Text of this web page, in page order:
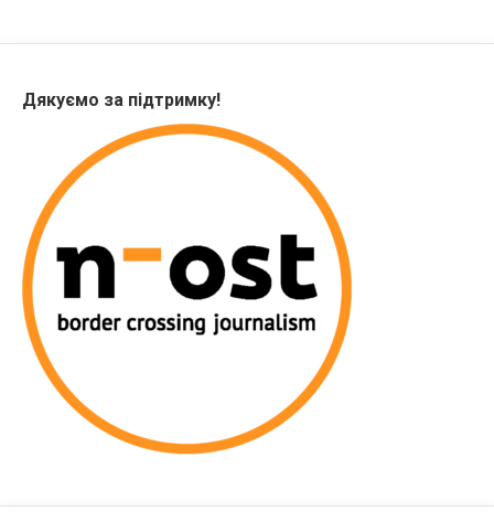
Дякуємо за підтримку!